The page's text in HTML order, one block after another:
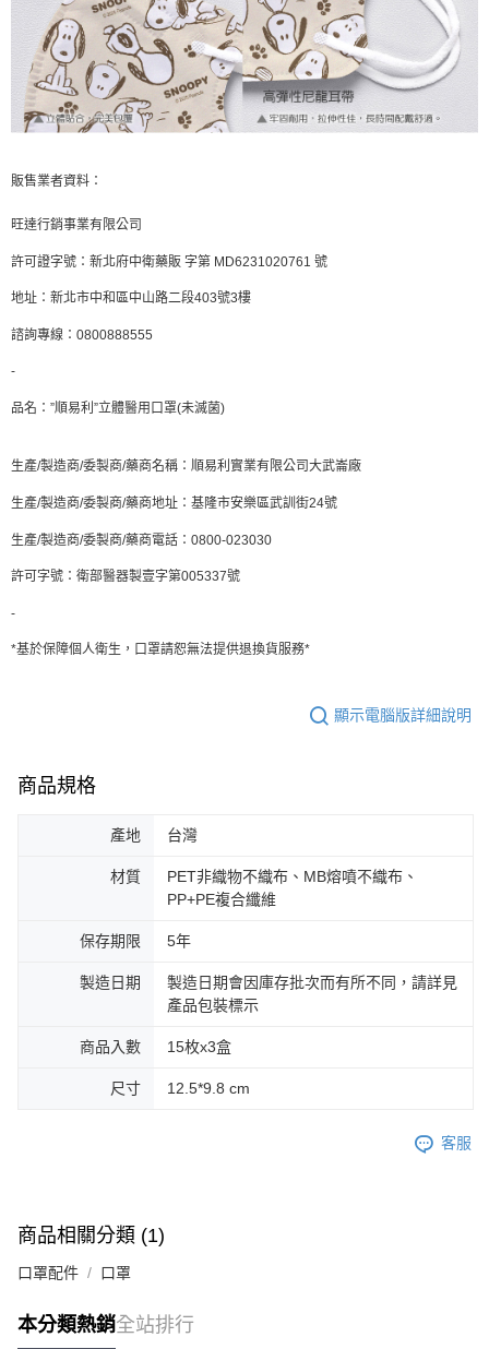
販售業者資料：
旺達行銷事業有限公司
許可證字號：新北府中衛藥販 字第 MD6231020761 號
地址：新北市中和區中山路二段403號3樓
諮詢專線：0800888555
-
品名：”順易利”立體醫用口罩(未滅菌)
生產/製造商/委製商/藥商名稱：順易利實業有限公司大武崙廠
生產/製造商/委製商/藥商地址：基隆市安樂區武訓街24號
生產/製造商/委製商/藥商電話：0800-023030
許可字號：衛部醫器製壹字第005337號
-
*基於保障個人衛生，口罩請恕無法提供退換貨服務*
顯示電腦版詳細說明
商品規格
產地 台灣
材質
PET非織物不織布、MB熔噴不織布、
PP+PE複合纖維
保存期限 5年
製造日期
製造日期會因庫存批次而有所不同，請詳見
產品包裝標示
商品入數 15枚x3盒
尺寸 12.5*9.8 cm
客服
商品相關分類 (1)
口罩配件 口罩
本分類熱銷全站排行